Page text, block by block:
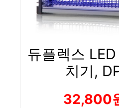
듀플렉스
치기,
32,800